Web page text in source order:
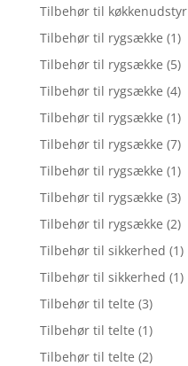
Tilbehør til køkkenudstyr
Tilbehør til rygsække (1)
Tilbehør til rygsække (5)
Tilbehør til rygsække (4)
Tilbehør til rygsække (1)
Tilbehør til rygsække (7)
Tilbehør til rygsække (1)
Tilbehør til rygsække (3)
Tilbehør til rygsække (2)
Tilbehør til sikkerhed (1)
Tilbehør til sikkerhed (1)
Tilbehør til telte (3)
Tilbehør til telte (1)
Tilbehør til telte (2)